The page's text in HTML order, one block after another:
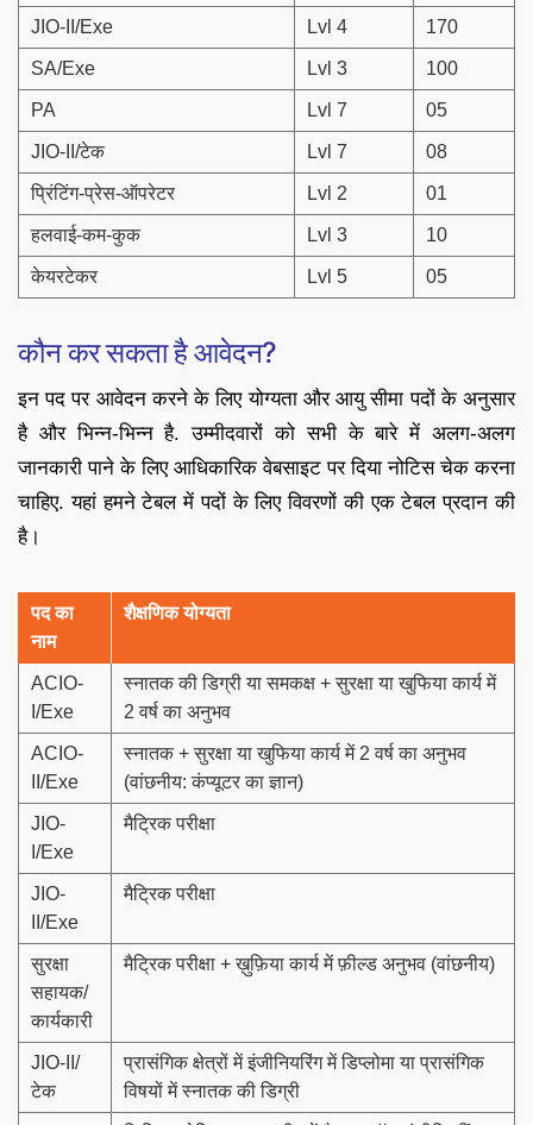
JIO-II/Exe Lvl 4 170
SA/Exe Lvl 3 100
PA Lvl 7 05
JIO-II/टेक Lvl 7 08
प्रिंटिंग-प्रेस-ऑपरेटर Lvl 2 01
हलवाई-कम-कुक Lvl 3 10
केयरटेकर Lvl 5 05
कौन कर सकता है आवेदन?
इन पद पर आवेदन करने के लिए योग्यता और आयु सीमा पदों के अनुसार
है और भिन्न-भिन्न है. उम्मीदवारों को सभी के बारे में अलग-अलग
जानकारी पाने के लिए आधिकारिक वेबसाइट पर दिया नोटिस चेक करना
चाहिए. यहां हमने टेबल में पदों के लिए विवरणों की एक टेबल प्रदान की
है।
पद का
नाम
शैक्षणिक योग्यता
ACIO-
I/Exe
स्नातक की डिग्री या समकक्ष + सुरक्षा या खुफिया कार्य में
2 वर्ष का अनुभव
ACIO-
II/Exe
स्नातक + सुरक्षा या खुफिया कार्य में 2 वर्ष का अनुभव
(वांछनीय: कंप्यूटर का ज्ञान)
JIO-
I/Exe
मैट्रिक परीक्षा
JIO-
II/Exe
मैट्रिक परीक्षा
सुरक्षा
सहायक/
कार्यकारी
मैट्रिक परीक्षा + ख़ुफ़िया कार्य में फ़ील्ड अनुभव (वांछनीय)
JIO-II/
टेक
प्रासंगिक क्षेत्रों में इंजीनियरिंग में डिप्लोमा या प्रासंगिक
विषयों में स्नातक की डिग्री